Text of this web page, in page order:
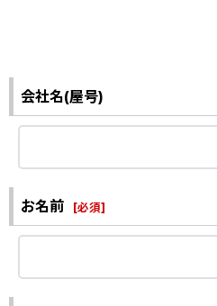
会社名(屋号)
お名前 [必須]